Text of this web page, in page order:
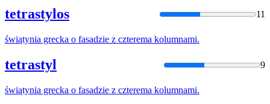
tetrastylos 11
świątynia grecka o fasadzie z czterema kolumnami.
tetrastyl 9
świątynia grecka o fasadzie z czterema kolumnami.